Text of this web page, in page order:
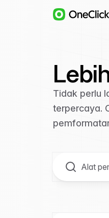
Tidak perlu
terpercaya.